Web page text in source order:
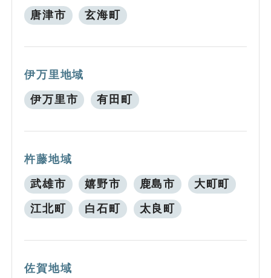
唐津市 玄海町
伊万里地域
伊万里市 有田町
杵藤地域
武雄市 嬉野市 鹿島市 大町町
江北町 白石町 太良町
佐賀地域